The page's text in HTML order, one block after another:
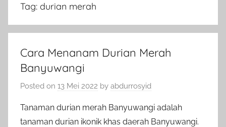
Tag: durian merah
Cara Menanam Durian Merah
Banyuwangi
Posted on 13 Mei 2022 by abdurrosyid
Tanaman durian merah Banyuwangi adalah
tanaman durian ikonik khas daerah Banyuwangi.